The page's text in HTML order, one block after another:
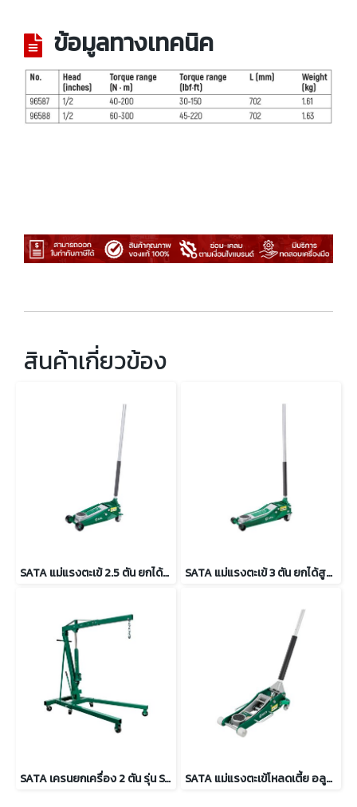
ข้อมูลทางเทคนิค
สินค้าเกี่ยวข้อง
SATA แม่แรงตะเข้ 2.5 ตัน ยกได้สูงสุด 455mm. รุ่น SATA 97813 SATA แม่แรงตะเข้ 3 ตัน ยกได้สูงสุด 502mm. รุ่น SATA 97813A
SATA เครนยกเครื่อง 2 ตัน รุ่น SATA AE5842 SATA แม่แรงตะเข้โหลดเตี้ย อลูมิเนียม 1.5 ตัน รุ่น SATA 97821